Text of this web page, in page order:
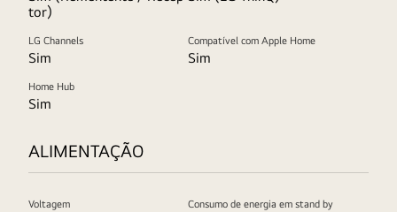
tor)
LG Channels
Sim
Compatível com Apple Home
Sim
Home Hub
Sim
ALIMENTAÇÃO
Voltagem Consumo de energia em stand by